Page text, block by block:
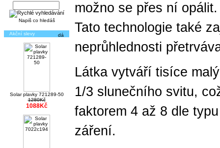
Napiš co hledáš
Akční slevy
Solar plavky 721289-50
1280Kč
1088Kč
možno se přes ní opálit.
Tato technologie také
neprůhlednosti
Látka vytváří tisíce
1/3 slunečního svitu,
faktorem 4 až 8 dle
záření.